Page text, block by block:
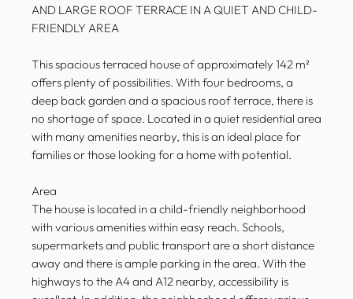
AND LARGE ROOF TERRACE IN A QUIET AND CHILD-
FRIENDLY AREA
This spacious terraced house of approximately 142 m²
offers plenty of possibilities. With four bedrooms, a
deep back garden and a spacious roof terrace, there is
no shortage of space. Located in a quiet residential area
with many amenities nearby, this is an ideal place for
families or those looking for a home with potential.
Area
The house is located in a child-friendly neighborhood
with various amenities within easy reach. Schools,
supermarkets and public transport are a short distance
away and there is ample parking in the area. With the
highways to the A4 and A12 nearby, accessibility is